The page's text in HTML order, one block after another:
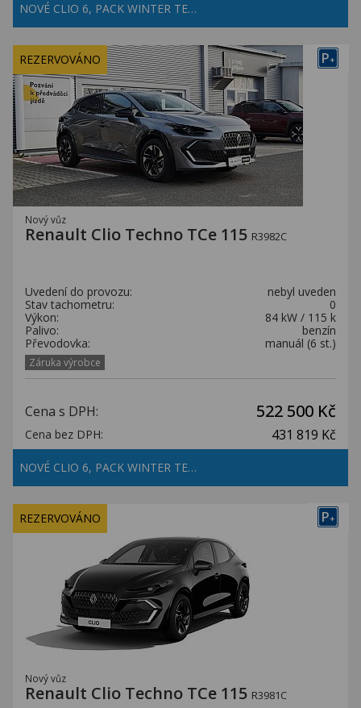
NOVÉ CLIO 6, PACK WINTER TE…
P+
REZERVOVÁNO
Nový vůz
Renault Clio Techno TCe 115 R3982C
Uvedení do provozu:
nebyl uveden
Stav tachometru:
0
Výkon:
84 kW / 115 k
Palivo:
benzín
Převodovka:
manuál (6 st.)
Záruka výrobce
Cena s DPH: 522 500 Kč
Cena bez DPH: 431 819 Kč
NOVÉ CLIO 6, PACK WINTER TE…
P+
REZERVOVÁNO
Nový vůz
Renault Clio Techno TCe 115 R3981C